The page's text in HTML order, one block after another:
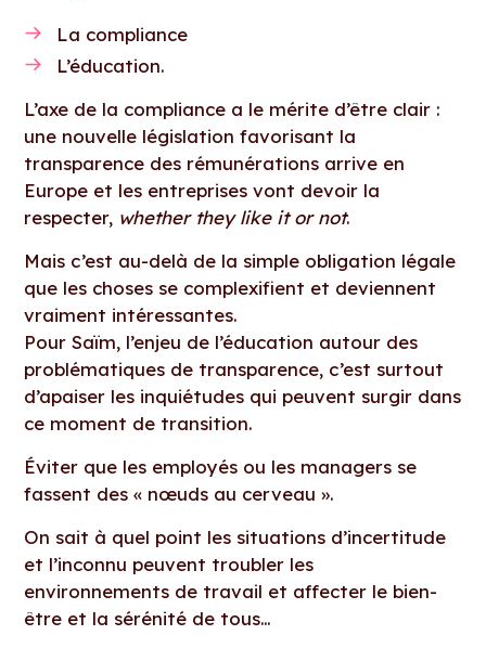
La compliance
L’éducation.
L’axe de la compliance a le mérite d’être clair :
une nouvelle législation favorisant la
transparence des rémunérations arrive en
Europe et les entreprises vont devoir la
respecter, whether they like it or not.
Mais c’est au-delà de la simple obligation légale
que les choses se complexifient et deviennent
vraiment intéressantes.
Pour Saïm, l’enjeu de l’éducation autour des
problématiques de transparence, c’est surtout
d’apaiser les inquiétudes qui peuvent surgir dans
ce moment de transition.
Éviter que les employés ou les managers se
fassent des « nœuds au cerveau ».
On sait à quel point les situations d’incertitude
et l’inconnu peuvent troubler les
environnements de travail et affecter le bien-
être et la sérénité de tous…